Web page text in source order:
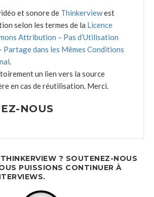
et sonore de Thinkerviewest
selon les termes de la Licence
Attribution – Pas d’Utilisation
Partage dans les Mêmes Conditions
.
un lien vers la source
en cas de réutilisation. Merci.
NOUS
? SOUTENEZ-NOUS
PUISSIONS CONTINUER À